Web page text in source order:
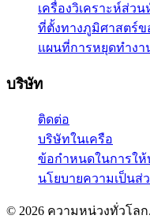
เครื่องวิเคราะห์ส่วน
ที่ตั้งทางภูมิศาสตร์ข
แผนที่การหยุดทำงา
บริษัท
ติดต่อ
บริษัทในเครือ
ข้อกำหนดในการให้
นโยบายความเป็นส่
© 2026 ความหน่วงทั่วโล